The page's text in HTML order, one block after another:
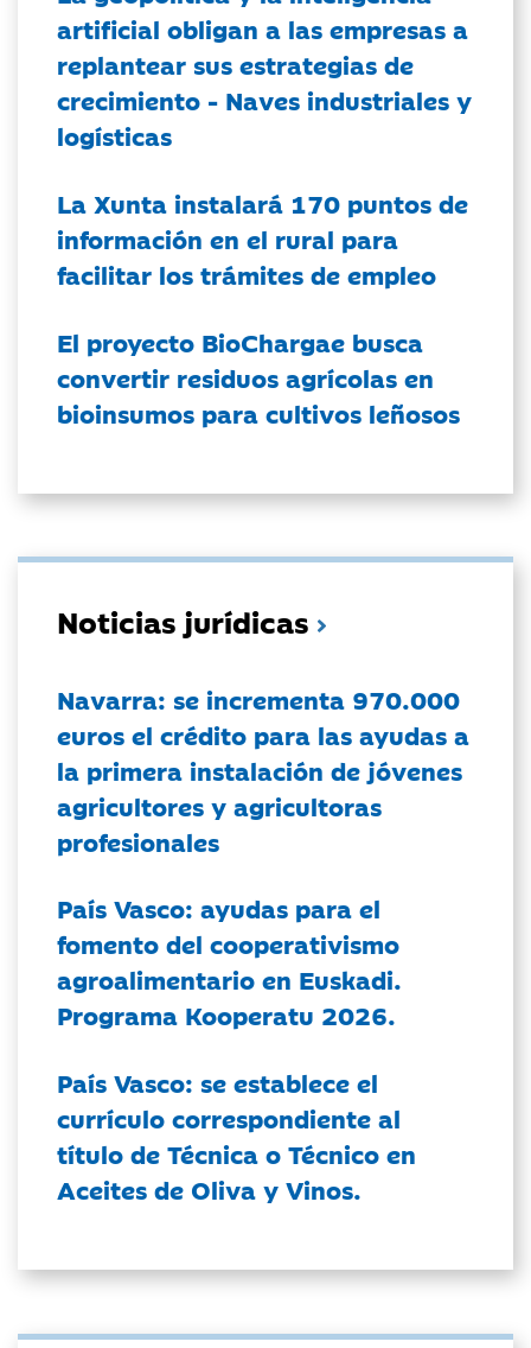
artificial obligan a las empresas a
replantear sus estrategias de
crecimiento - Naves industriales y
logísticas
La Xunta instalará 170 puntos de
información en el rural para
facilitar los trámites de empleo
El proyecto BioChargae busca
convertir residuos agrícolas en
bioinsumos para cultivos leñosos
Noticias jurídicas
Navarra: se incrementa 970.000
euros el crédito para las ayudas a
la primera instalación de jóvenes
agricultores y agricultoras
profesionales
País Vasco: ayudas para el
fomento del cooperativismo
agroalimentario en Euskadi.
Programa Kooperatu 2026.
País Vasco: se establece el
currículo correspondiente al
título de Técnica o Técnico en
Aceites de Oliva y Vinos.